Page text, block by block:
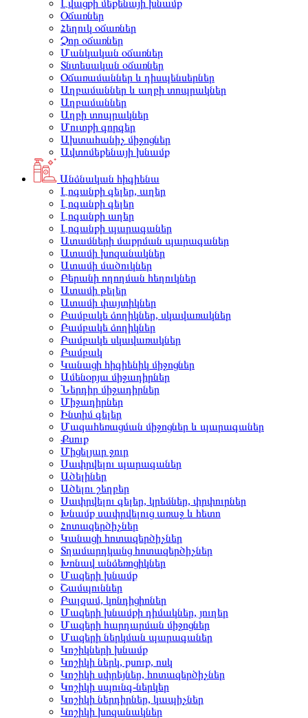
Լվացքի մեքենայի խնամք
Օճառներ
Հեղուկ օճառներ
Չոր օճառներ
Մանկական օճառներ
Տնտեսական օճառներ
Օճառամաններ և դիսպենսերներ
Աղբամաններ և աղբի տոպրակներ
Աղբամաններ
Աղբի տոպրակներ
Մուտքի գորգեր
Ախտահանիչ միջոցներ
Ավտոմեքենայի խնամք
Անձնական հիգիենա
Լոգանքի գելեր, աղեր
Լոգանքի գելեր
Լոգանքի աղեր
Լոգանքի պարագաներ
Ատամների մաքրման պարագաներ
Ատամի խոզանակներ
Ատամի մածուկներ
Բերանի ողողման հեղուկներ
Ատամի թելեր
Ատամի փայտիկներ
Բամբակե ձողիկներ, սկավառակներ
Բամբակե ձողիկներ
Բամբակե սկավառակներ
Բամբակ
Կանացի հիգիենիկ միջոցներ
Ամենօրյա միջադիրներ
Ներդիր միջադիրներ
Միջադիրներ
Ինտիմ գելեր
Մազահեռացման միջոցներ և պարագաներ
Քսուք
Միցելյար ջուր
Սափրվելու պարագաներ
Ածելիներ
Ածելու շեղբեր
Սափրվելու գելեր, կրեմներ, փրփուրներ
Խնամք սափրվելուց առաջ և հետո
Հոտազերծիչներ
Կանացի հոտազերծիչներ
Տղամարդկանց հոտազերծիչներ
Խոնավ անձեռոցիկներ
Մազերի խնամք
Շամպուններ
Բալզամ, կոնդիցիոներ
Մազերի խնամքի դիմակներ, յուղեր
Մազերի հարդարման միջոցներ
Մազերի ներկման պարագաներ
Կոշիկների խնամք
Կոշիկի ներկ, քսուք, ոսկ
Կոշիկի սփրեյներ, հոտազերծիչներ
Կոշիկի սպունգ-ներկեր
Կոշիկի ներդիրներ, կապիչներ
Կոշիկի խոզանակներ